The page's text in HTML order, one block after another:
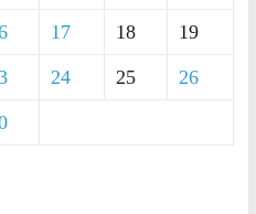
17 18 19
24 25 26